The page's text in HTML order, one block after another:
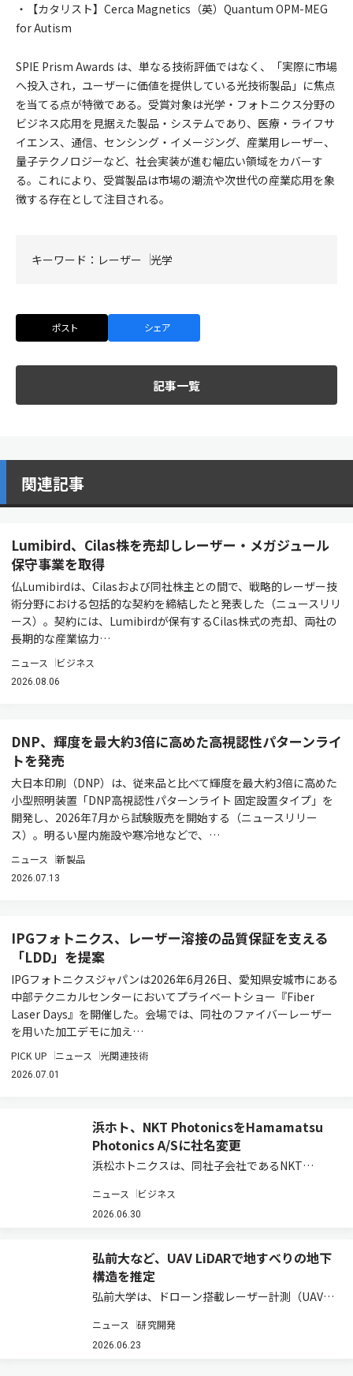
・【カタリスト】Cerca Magnetics（英）Quantum OPM-MEG
for Autism
SPIE Prism Awards は、単なる技術評価ではなく、「実際に市場
へ投入され，ユーザーに価値を提供している光技術製品」に焦点
を当てる点が特徴である。受賞対象は光学・フォトニクス分野の
ビジネス応用を見据えた製品・システムであり、医療・ライフサ
イエンス、通信、センシング・イメージング、産業用レーザー、
量子テクノロジーなど、社会実装が進む幅広い領域をカバーす
る。これにより、受賞製品は市場の潮流や次世代の産業応用を象
徴する存在として注目される。
キーワード： レーザー 光学
ポスト シェア
記事一覧
関連記事
Lumibird、Cilas株を売却しレーザー・メガジュール
保守事業を取得
仏Lumibirdは、Cilasおよび同社株主との間で、戦略的レーザー技
術分野における包括的な契約を締結したと発表した（ニュースリリ
ース）。契約には、Lumibirdが保有するCilas株式の売却、両社の
長期的な産業協力…
ニュース ビジネス
2026.08.06
DNP、輝度を最大約3倍に高めた高視認性パターンライ
トを発売
大日本印刷（DNP）は、従来品と比べて輝度を最大約3倍に高めた
小型照明装置「DNP高視認性パターンライト 固定設置タイプ」を
開発し、2026年7月から試験販売を開始する（ニュースリリー
ス）。明るい屋内施設や寒冷地などで、…
ニュース 新製品
2026.07.13
IPGフォトニクス、レーザー溶接の品質保証を支える
「LDD」を提案
IPGフォトニクスジャパンは2026年6月26日、愛知県安城市にある
中部テクニカルセンターにおいてプライベートショー『Fiber
Laser Days』を開催した。会場では、同社のファイバーレーザー
を用いた加工デモに加え…
PICK UP ニュース 光関連技術
2026.07.01
浜ホト、NKT PhotonicsをHamamatsu
Photonics A/Sに社名変更
浜松ホトニクスは、同社子会社であるNKT
Hamamatsu Photonics A/Sに変更し、浜松ホト
ニクスグループにおけるレーザ＆ファイバ事業ユ
ニュース ビジネス
2026.06.30
弘前大など、UAV LiDARで地すべりの地下
構造を推定
弘前大学は、ドローン搭載レーザー計測（UAV
の地下にある「すべり面」の形状を推定する新た
な技術を開発したと発表した（ニュースリリー
ニュース 研究開発
2026.06.23